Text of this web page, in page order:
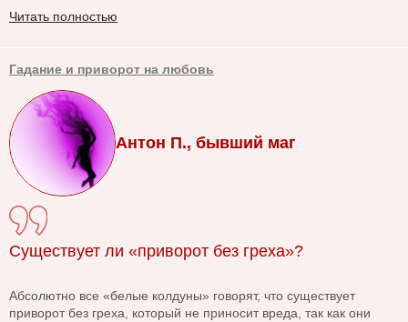
Читать полностью
Гадание и приворот на любовь
Антон П., бывший маг
Существует ли «приворот без греха»?
Абсолютно все «белые колдуны» говорят, что существует
приворот без греха, который не приносит вреда, так как они